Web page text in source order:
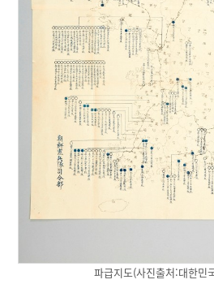
파급지도(사진출처:대한민